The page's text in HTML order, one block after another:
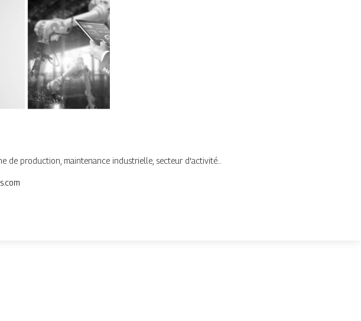
de production, maintenance industrielle, secteur d'activité…